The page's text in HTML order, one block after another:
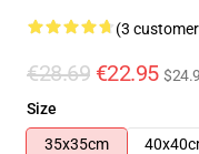
(3
€28.69 €22.95
Size
35x35cm